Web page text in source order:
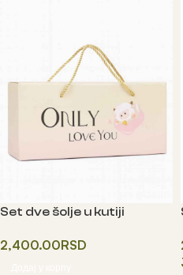
Set dve šolje u kutiji
2,400.00RSD